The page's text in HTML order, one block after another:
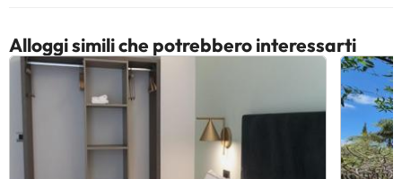
Alloggi simili che potrebbero interessarti